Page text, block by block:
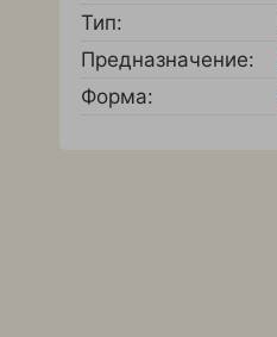
Тип:
Предназначение:
Форма: